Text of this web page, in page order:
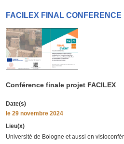
FACILEX FINAL CONFERENCE
Conférence finale projet FACILEX
Date(s)
le 29 novembre 2024
Lieu(x)
Université de Bologne et aussi en